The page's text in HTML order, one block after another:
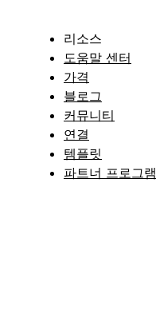
리소스
도움말 센터
가격
블로그
커뮤니티
연결
템플릿
파트너 프로그램